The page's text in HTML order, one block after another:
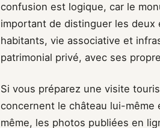
confusion est logique, car le
important de distinguer les deux
habitants, vie associative et
patrimonial privé, avec ses
Si vous préparez une visite
concernent le château lui-même
même, les photos publiées en